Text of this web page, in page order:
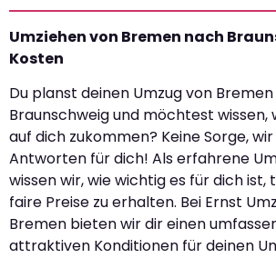
Umziehen von Bremen nach
Kosten
Du planst deinen Umzug von
Braunschweig und möchtest wissen,
auf dich zukommen? Keine Sorge,
Antworten für dich! Als erfahrene
wissen wir, wie wichtig es für dich
faire Preise zu erhalten. Bei Ernst
Bremen bieten wir dir einen
attraktiven Konditionen für deinen